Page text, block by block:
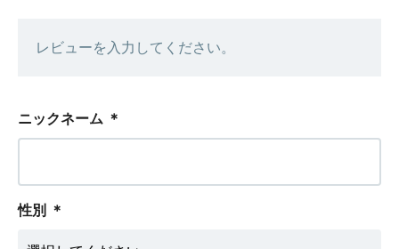
レビューを入力してください。
ニックネーム ＊
性別 ＊